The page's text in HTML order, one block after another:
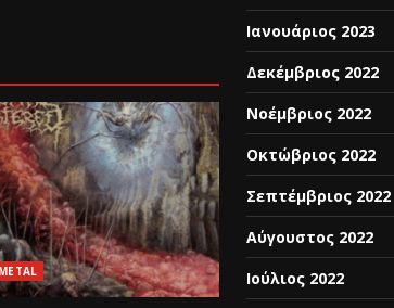
Ιανουάριος 2023
Δεκέμβριος 2022
Νοέμβριος 2022
Οκτώβριος 2022
Σεπτέμβριος 2022
Αύγουστος 2022
Ιούλιος 2022